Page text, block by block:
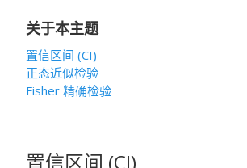
关于本主题
置信区间 (CI)
正态近似检验
Fisher 精确检验
置信区间 (CI)